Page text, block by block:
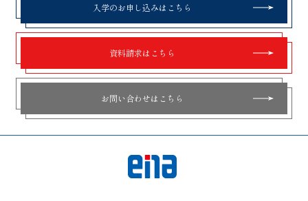
入学のお申し込みはこちら
資料請求はこちら
お問い合わせはこちら